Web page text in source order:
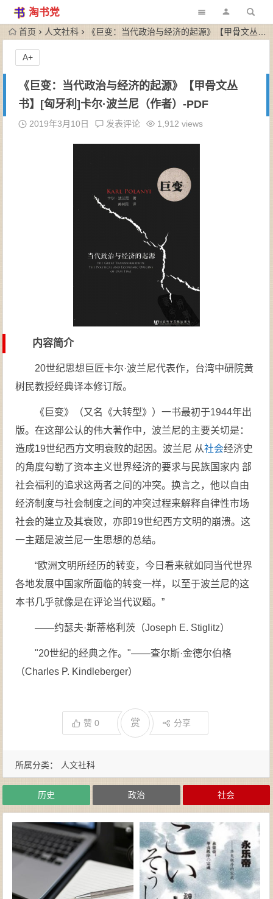
淘书党
首页 人文社科 《巨变：当代政治与经济的起源》【甲骨文丛书】[匈牙利]卡尔·波兰尼（作者）-PDF
《巨变：当代政治与经济的起源》【甲骨文丛
书】[匈牙利]卡尔·波兰尼（作者）-PDF
2019年3月10日 发表评论 1,912 views
内容简介
20世纪思想巨匠卡尔·波兰尼代表作，台湾中研院黄
树民教授经典译本修订版。
《巨变》（又名《大转型》）一书最初于1944年出
版。在这部公认的伟大著作中，波兰尼的主要关切是：
造成19世纪西方文明衰败的起因。波兰尼 从社会经济史
的角度勾勒了资本主义世界经济的要求与民族国家内 部
社会福利的追求这两者之间的冲突。换言之，他以自由
经济制度与社会制度之间的冲突过程来解释自律性市场
社会的建立及其衰败，亦即19世纪西方文明的崩溃。这
一主题是波兰尼一生思想的总结。
“欧洲文明所经历的转变，今日看来就如同当代世界
各地发展中国家所面临的转变一样，以至于波兰尼的这
本书几乎就像是在评论当代议题。”
——约瑟夫·斯蒂格利茨（Joseph E. Stiglitz）
"20世纪的经典之作。"——查尔斯·金德尔伯格
（Charles P. Kindleberger）
赞0 赏 分享
A+
所属分类： 人文社科
历史 政治 社会